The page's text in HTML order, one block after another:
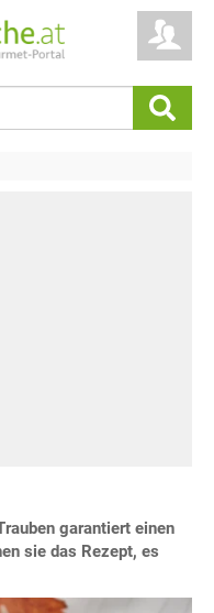
garantiert einen
sie das Rezept, es